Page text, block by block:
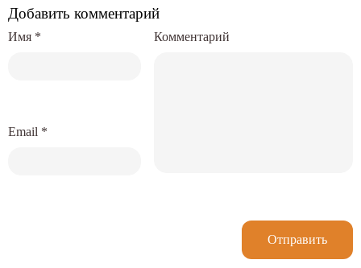
Добавить комментарий
Комментарий
Имя *
Email *
Отправить